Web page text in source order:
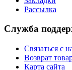
Рассылка
Служба
Связаться с
Возврат
Карта сайта